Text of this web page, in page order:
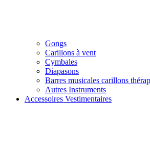
Gongs
Carillons à vent
Cymbales
Diapasons
Barres musicales carillons
Autres Instruments
Accessoires Vestimentaires